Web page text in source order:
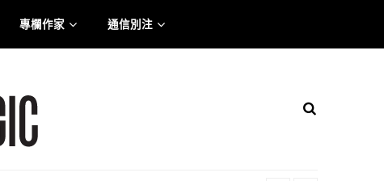
專欄作家 通信別注